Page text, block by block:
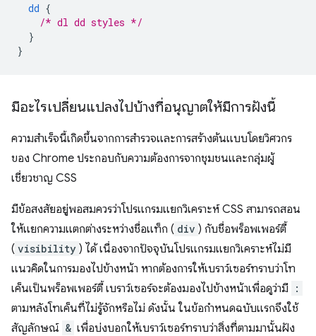
dd {
/* dl dd styles */
}
}
มีอะไรเปลี่ยนแปลงไปบ้างที่อนุญาตให้มีการฝังนี้
ความสำเร็จนี้เกิดขึ้นจากการสำรวจและการสร้างต้นแบบโดยวิศวกร
ของ Chrome ประกอบกับความต้องการจากชุมชนและกลุ่มผู้
เชี่ยวชาญ CSS
มีข้อสงสัยอยู่พอสมควรว่าโปรแกรมแยกวิเคราะห์ CSS สามารถสอน
ให้แยกความแตกต่างระหว่างชื่อแท็ก ( div ) กับชื่อพร็อพเพอร์ตี้
( visibility ) ได้ เนื่องจากปัจจุบันโปรแกรมแยกวิเคราะห์ไม่มี
แนวคิดในการมองไปข้างหน้า หากต้องการให้เบราว์เซอร์ทราบว่าโท
เค็นเป็นพร็อพเพอร์ตี้ เบราว์เซอร์จะต้องมองไปข้างหน้าเพื่อดูว่ามี :
ตามหลังโทเค็นที่ไม่รู้จักหรือไม่ ดังนั้น ในข้อกำหนดฉบับแรกจึงใช้
สัญลักษณ์ & เพื่อบ่งบอกให้เบราว์เซอร์ทราบว่าสิ่งที่ตามมานั้นฝัง